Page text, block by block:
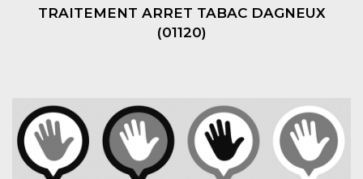
TRAITEMENT ARRET TABAC DAGNEUX
(01120)